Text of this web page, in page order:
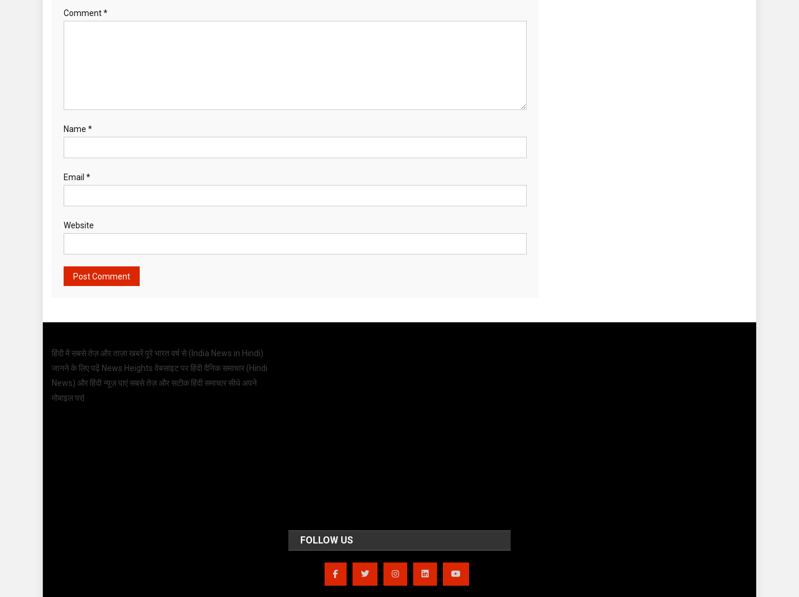
Comment*
Name *
Email *
Website
हिंदी में सबसे तेज़ और ताज़ा खबरें पूरे भारत वर्ष से ( India News in Hindi)
जानने के लिए पढ़ें News Heights वेबसाइट पर हिंदी दैनिक समाचार (Hindi
News) और हिंदी न्यूज़ पाएं सबसे तेज़ और सटीक हिंदी समाचार सीधे अपने
मोबाइल पर|
FOLLOW US